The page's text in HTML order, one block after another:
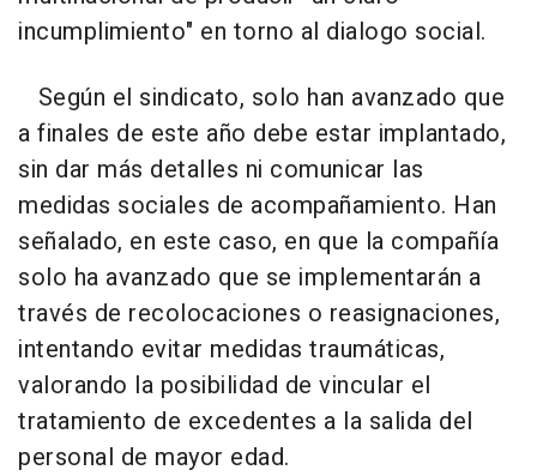
incumplimiento" en torno al dialogo social.
Según el sindicato, solo han avanzado que
a finales de este año debe estar implantado,
sin dar más detalles ni comunicar las
medidas sociales de acompañamiento. Han
señalado, en este caso, en que la compañía
solo ha avanzado que se implementarán a
través de recolocaciones o reasignaciones,
intentando evitar medidas traumáticas,
valorando la posibilidad de vincular el
tratamiento de excedentes a la salida del
personal de mayor edad.